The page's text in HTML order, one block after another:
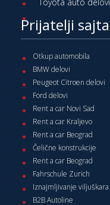
Prijatelji sajta
Otkup automobila
BMW delovi
Peugeot Citroen delovi
Ford delovi
Rent a car Novi Sad
Rent a car Kraljevo
Rent a car Beograd
Čelične konstrukcije
Rent a car Beograd
Fahrschule Zurich
Iznajmljivanje viljuškara
B2B Autoline